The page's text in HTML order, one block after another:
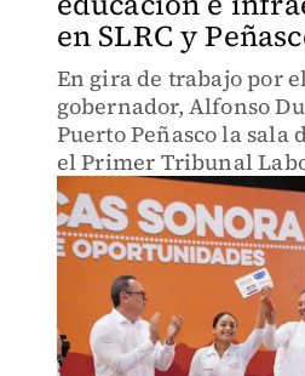
en SLRC y
En gira de trabajo por
gobernador, Alfonso
Puerto Peñasco la sala
el Primer Tribunal